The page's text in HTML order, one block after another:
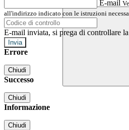
E-mail
all'indirizzo indicato con le istruzioni
E-mail inviata, si prega di controllare
Errore
Chiudi
Successo
Chiudi
Informazione
Chiudi